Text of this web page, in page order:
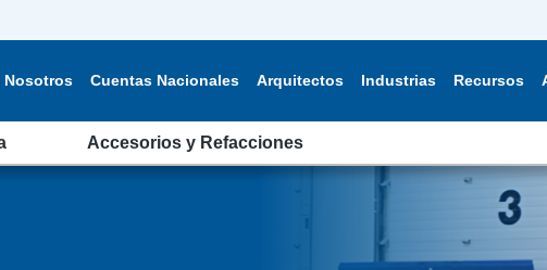
Nosotros Cuentas Nacionales Arquitectos Industrias Recursos
Accesorios y Refacciones